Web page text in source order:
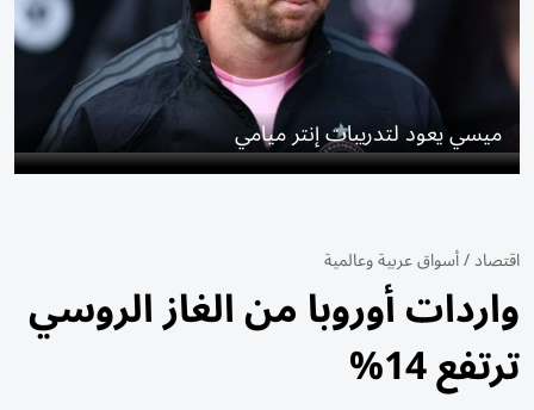
ميسي يعود لتدريبات إنتر ميامي
اقتصاد/أسواق عربية وعالمية
واردات أوروبا من الغاز الروسي
ترتفع 14%